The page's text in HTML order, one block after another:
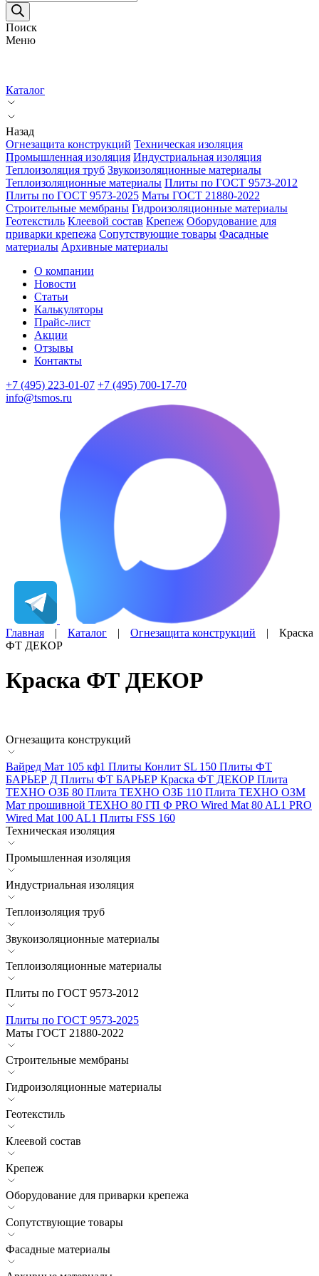
товаров
Поиск
Меню
Каталог
Назад
Огнезащита конструкций Техническая изоляция
Промышленная изоляция Индустриальная изоляция
Теплоизоляция труб Звукоизоляционные материалы
Теплоизоляционные материалы Плиты по ГОСТ 9573-2012
Плиты по ГОСТ 9573-2025 Маты ГОСТ 21880-2022
Строительные мембраны Гидроизоляционные материалы
Геотекстиль Клеевой состав Крепеж Оборудование для
приварки крепежа Сопутствующие товары Фасадные
материалы Архивные материалы
О компании
Новости
Статьи
Калькуляторы
Прайс-лист
Акции
Отзывы
Контакты
+7 (495) 223-01-07 +7 (495) 700-17-70
info@tsmos.ru
Главная | Каталог | Огнезащита конструкций | Краска
ФТ ДЕКОР
Краска ФТ ДЕКОР
Огнезащита конструкций
Вайред Мат 105 кф1 Плиты Конлит SL 150 Плиты ФТ
БАРЬЕР Д Плиты ФТ БАРЬЕР Краска ФТ ДЕКОР Плита
ТЕХНО ОЗБ 80 Плита ТЕХНО ОЗБ 110 Плита ТЕХНО ОЗМ
Мат прошивной ТЕХНО 80 ГП Ф PRO Wired Mat 80 AL1 PRO
Wired Mat 100 AL1 Плиты FSS 160
Техническая изоляция
Промышленная изоляция
Индустриальная изоляция
Теплоизоляция труб
Звукоизоляционные материалы
Теплоизоляционные материалы
Плиты по ГОСТ 9573-2012
Плиты по ГОСТ 9573-2025
Маты ГОСТ 21880-2022
Строительные мембраны
Гидроизоляционные материалы
Геотекстиль
Клеевой состав
Крепеж
Оборудование для приварки крепежа
Сопутствующие товары
Фасадные материалы